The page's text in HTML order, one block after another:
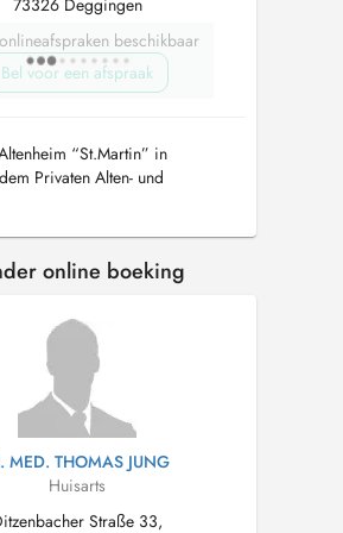
73326 Deggingen
beschikbaar
Bel voor een afspraak
“St.Martin” in
Privaten Alten- und
Maisch in Bad Ditzenbach,
Sonnenblick (vormals
ein Schwerpunkt der
beruflic...
online boeking
MED. THOMAS JUNG
Huisarts
Straße 33,